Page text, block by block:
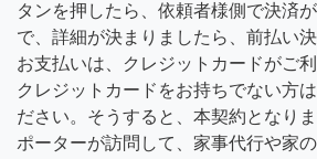
タンを押したら、依頼者様側で決済
で、詳細が決まりましたら、前払い
お支払いは、クレジットカードがご
クレジットカードをお持ちでない方
ださい。そうすると、本契約となり
ポーターが訪問して、家事代行や家